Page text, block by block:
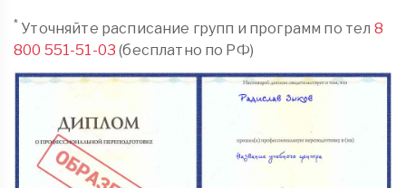
* Уточняйте расписание групп и программ по тел 8
800 551-51-03 (бесплатно по РФ)